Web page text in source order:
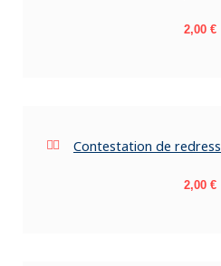
Prix
2,00 €
Contestation de
Prix
2,00 €